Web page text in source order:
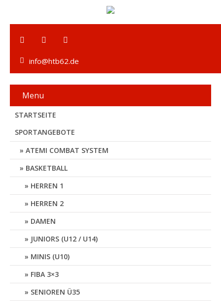
info@htb62.de
Menu
STARTSEITE
SPORTANGEBOTE
ATEMI COMBAT SYSTEM
BASKETBALL
HERREN 1
HERREN 2
DAMEN
JUNIORS (U12 / U14)
MINIS (U10)
FIBA 3×3
SENIOREN Ü35